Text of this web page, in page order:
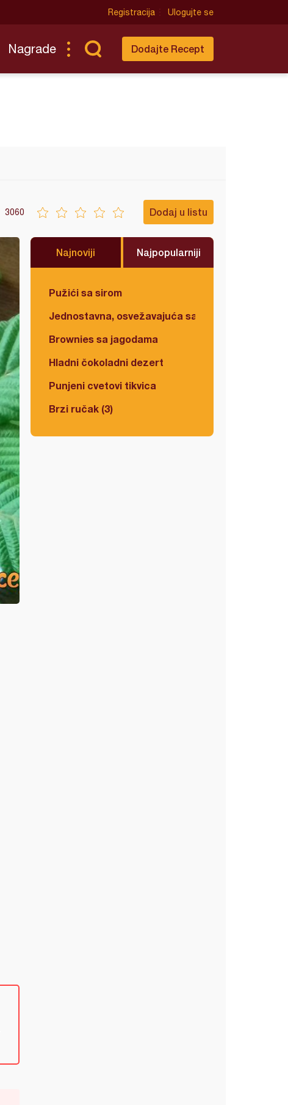
Registracija Ulogujte se
Nagrade Dodajte Recept
3060 Dodaj u listu
Najnoviji Najpopularniji
Pužići sa sirom
Jednostavna, osvežavajuća salata
Brownies sa jagodama
Hladni čokoladni dezert
Punjeni cvetovi tikvica
Brzi ručak (3)